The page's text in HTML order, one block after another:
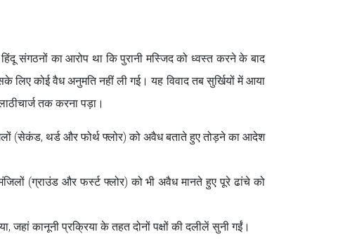
संगठनों का आरोप था कि पुरानी मस्जिद को ध्वस्त करने के बाद
कोई वैध अनुमति नहीं ली गई। यह विवाद तब सुर्खियों में आया
तक करना पड़ा।
(सेकंड, थर्ड और फोर्थ फ्लोर) को अवैध बताते हुए तोड़ने का आदेश
(ग्राउंड और फर्स्ट फ्लोर) को भी अवैध मानते हुए पूरे ढांचे को
कानूनी प्रक्रिया के तहत दोनों पक्षों की दलीलें सुनी गईं।